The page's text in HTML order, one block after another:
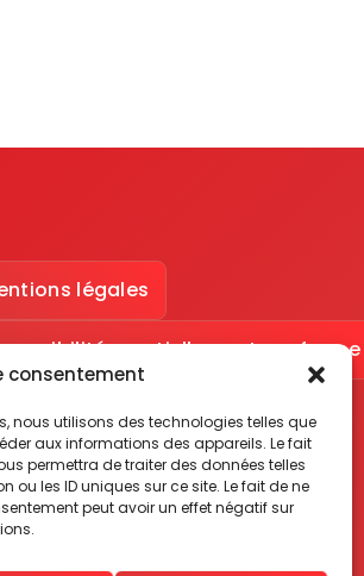
consentement
nous utilisons des technologies telles que
aux informations des appareils. Le fait
permettra de traiter des données telles
les ID uniques sur ce site. Le fait de ne
peut avoir un effet négatif sur
légales
: partiellement conforme